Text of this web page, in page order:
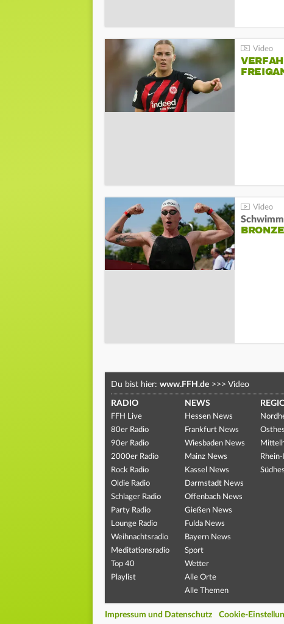
Du bist hier: www.FFH.de >>> Video
RADIO
FFH Live
80er Radio
90er Radio
2000er Radio
Rock Radio
Oldie Radio
Schlager Radio
Party Radio
Lounge Radio
Weihnachtsradio
Meditationsradio
Top 40
Playlist
NEWS
Hessen News
Frankfurt News
Wiesbaden News
Mainz News
Kassel News
Darmstadt News
Offenbach News
Gießen News
Fulda News
Bayern News
Sport
Wetter
Alle Orte
Alle Themen
Impressum und Datenschutz Cookie-